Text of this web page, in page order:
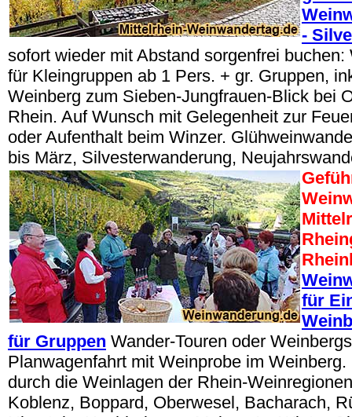
-
sofort wieder mit Abstand sorgenfrei
für Kleingruppen ab 1 Pers. + gr. Gruppen,
Weinberg zum Sieben-Jungfrauen-Blick bei
Rhein. Auf Wunsch mit Gelegenheit zur
oder Aufenthalt beim Winzer.
bis März, Silvesterwanderung,
für
für Gruppen Wander-Touren oder
Planwagenfahrt mit Weinprobe im
durch die Weinlagen der Rhein-
Koblenz, Boppard, Oberwesel, Bacharach,